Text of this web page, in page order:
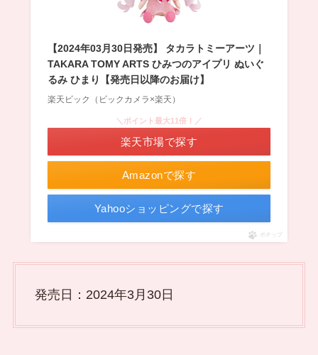
【2024年03月30日発売】 タカラトミーアーツ｜
TAKARA TOMY ARTS ひみつのアイプリ ぬいぐ
るみ ひまり【発売日以降のお届け】
楽天ビック（ビックカメラ×楽天）
Amazonで探す
＼ポイント最大11倍！／
楽天市場で探す
Yahooショッピングで探す
ポチップ
発売日：2024年3月30日